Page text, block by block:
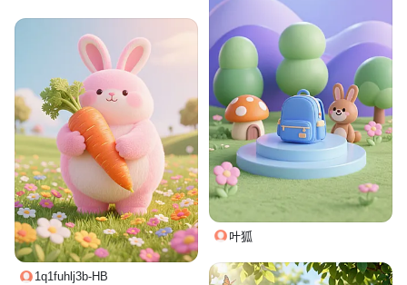
叶狐
1q1fuhlj3b-HB